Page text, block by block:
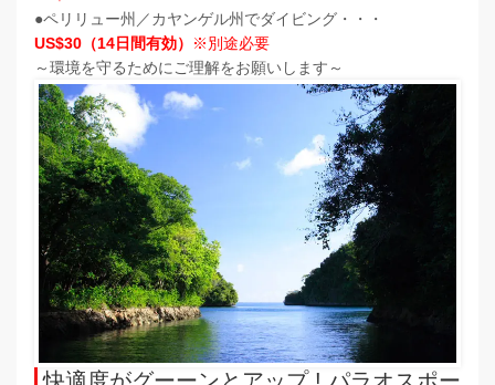
●ペリリュー州／カヤンゲル州でダイビング・・・
US$30（14日間有効）
※別途必要
～環境を守るためにご理解をお願いします～